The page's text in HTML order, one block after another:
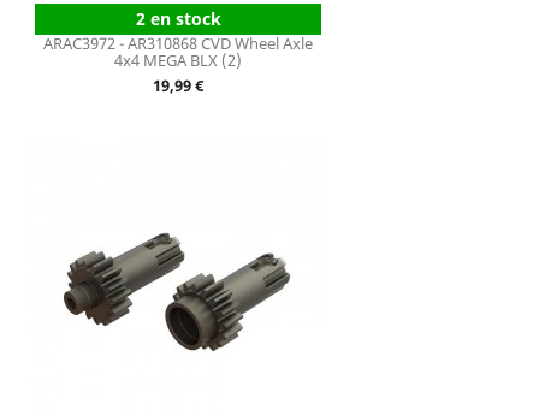
2 en stock
ARAC3972 - AR310868 CVD Wheel Axle
4x4 MEGA BLX (2)
Prix
19,99 €